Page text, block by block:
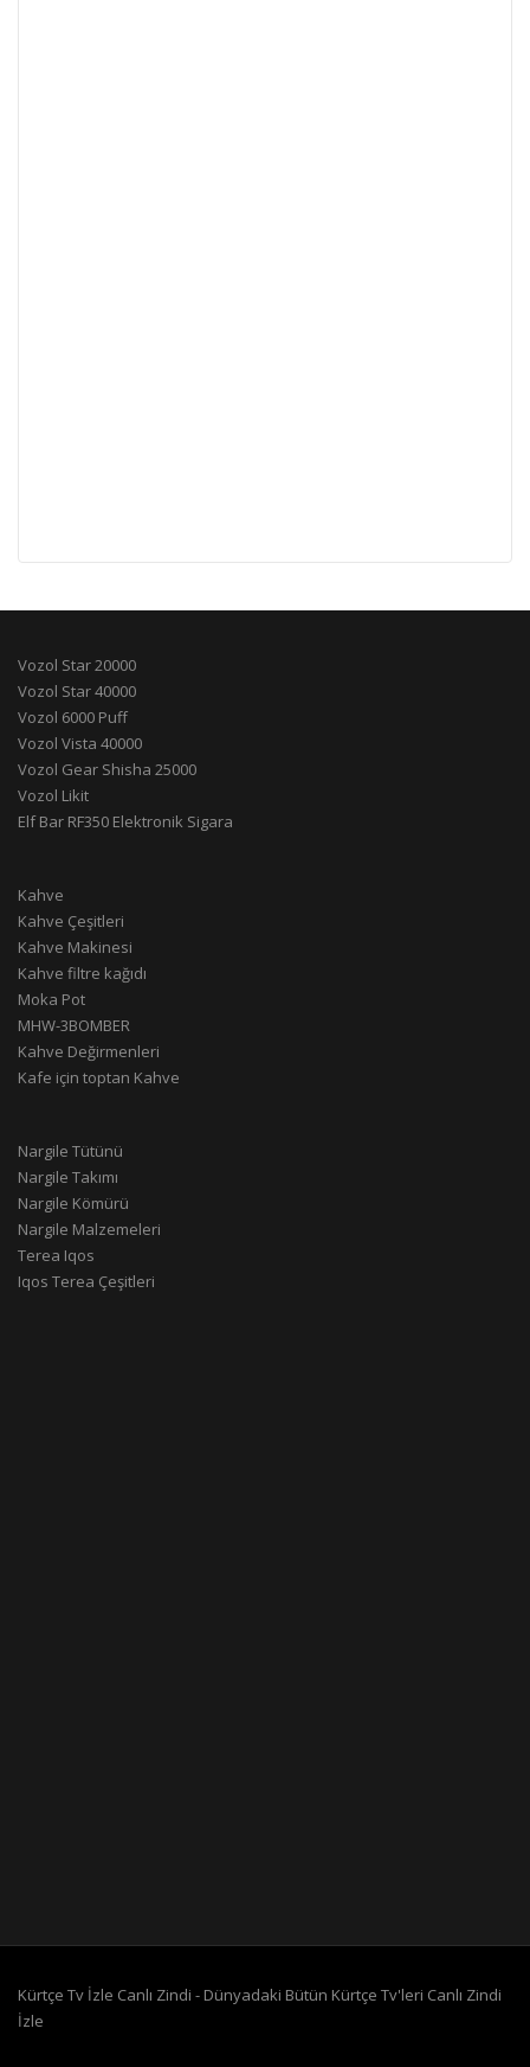
Vozol Star 20000
Vozol Star 40000
Vozol 6000 Puff
Vozol Vista 40000
Vozol Gear Shisha 25000
Vozol Likit
Elf Bar RF350 Elektronik Sigara
Kahve
Kahve Çeşitleri
Kahve Makinesi
Kahve filtre kağıdı
Moka Pot
MHW-3BOMBER
Kahve Değirmenleri
Kafe için toptan Kahve
Nargile Tütünü
Nargile Takımı
Nargile Kömürü
Nargile Malzemeleri
Terea Iqos
Iqos Terea Çeşitleri
Kürtçe Tv İzle Canlı Zindi - Dünyadaki Bütün Kürtçe Tv'leri Canlı Zindi
İzle